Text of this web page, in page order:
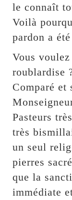
le connaît
Voilà
pardon a
Vous
roublardise
Comparé et
Pasteurs
très
un seul
pierres
que la
immédiate